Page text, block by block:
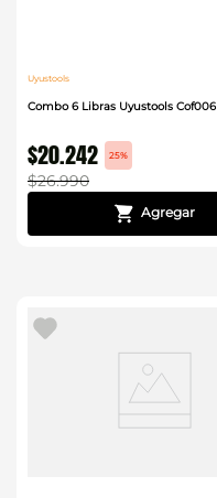
Uyustools
Combo 6 Libras Uyustools Cof006
$20.242 25%
$26.990